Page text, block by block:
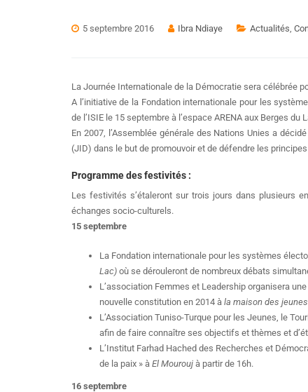
5 septembre 2016 Ibra Ndiaye Actualités,
La Journée Internationale de la Démocratie sera célébrée
A l’initiative de la Fondation internationale pour les
de l’ISIE le 15 septembre à l’espace ARENA aux Berges du
En 2007, l’Assemblée générale des Nations Unies a
(JID) dans le but de promouvoir et de défendre les
Programme des festivités :
Les festivités s’étaleront sur trois jours dans plusieurs
échanges socio-culturels.
15 septembre
La Fondation internationale pour les systèmes
Lac) où se dérouleront de nombreux débats
L’association Femmes et Leadership organisera
nouvelle constitution en 2014 à la maison des
L’Association Tuniso-Turque pour les Jeunes, le
afin de faire connaître ses objectifs et thèmes et
L’Institut Farhad Hached des Recherches et
de la paix » à El Mourouj à partir de 16h.
16 septembre